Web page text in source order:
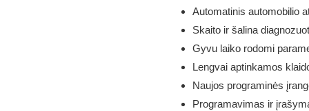
Automatinis automobilio
Skaito ir šalina
Gyvu laiko rodomi
Lengvai aptinkamos
Naujos programinės
Programavimas ir